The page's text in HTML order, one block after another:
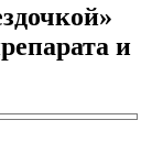
и